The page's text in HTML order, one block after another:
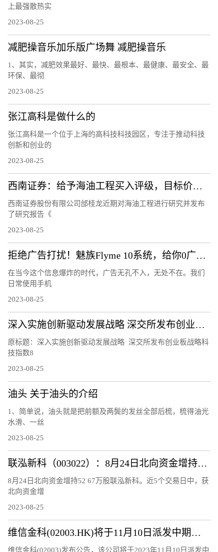
上最强散热实
2023-08-25
减肥操音乐加乐版广场舞 减肥操音乐
1、其实，减肥效果最好、最快、最根本、最健康、最安全、最
环保、最彻
2023-08-25
张江高科是做什么的
张江高科是一个位于上海的高科技科技园区，专注于推动科技
创新和创业的
2023-08-25
西南证券：给予海油工程买入评级，目标价位9.3元
西南证券股份有限公司邰桂龙近期对海油工程进行研究并发布
了研究报告《
2023-08-25
拒绝广告打扰！魅族Flyme 10系统，给你0广告的清爽体验！
在当今这个信息爆炸的时代，广告无孔不入，无处不在。我们
日常使用手机
2023-08-25
深入实施创新驱动发展战略 深交所发布创业板战略科技指数
原标题：深入实施创新驱动发展战略 深交所发布创业板战略科
技指数8
2023-08-25
油头 关于油头的介绍
1、简单说，油头就是把前额及两鬓的发丝全部后梳，梳得油光
水滑、一丝
2023-08-25
联泓新科（003022）：8月24日北向资金增持52.67万股
8月24日北向资金增持52 67万股联泓新科。近5个交易日中，获
北向资金增
2023-08-25
维信金科(02003.HK)将于11月10日派发中期股息每股0.15港元
维信金科(02003)发布公告，该公司将于2023年11月10日派发中